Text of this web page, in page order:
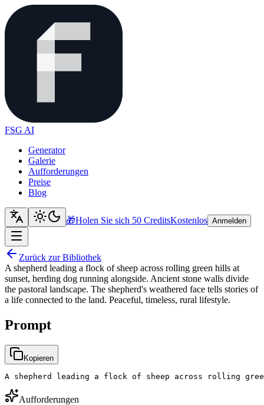
FSG AI
Generator
Galerie
Aufforderungen
Preise
Blog
🎁Holen Sie sich 50 CreditsKostenlos Anmelden
Zurück zur Bibliothek
A shepherd leading a flock of sheep across rolling green hills at
sunset, herding dog running alongside. Ancient stone walls divide
the pastoral landscape. The shepherd's weathered face tells stories of
a life connected to the land. Peaceful, timeless, rural lifestyle.
Prompt
Kopieren
A shepherd leading a flock of sheep across rolling
Aufforderungen